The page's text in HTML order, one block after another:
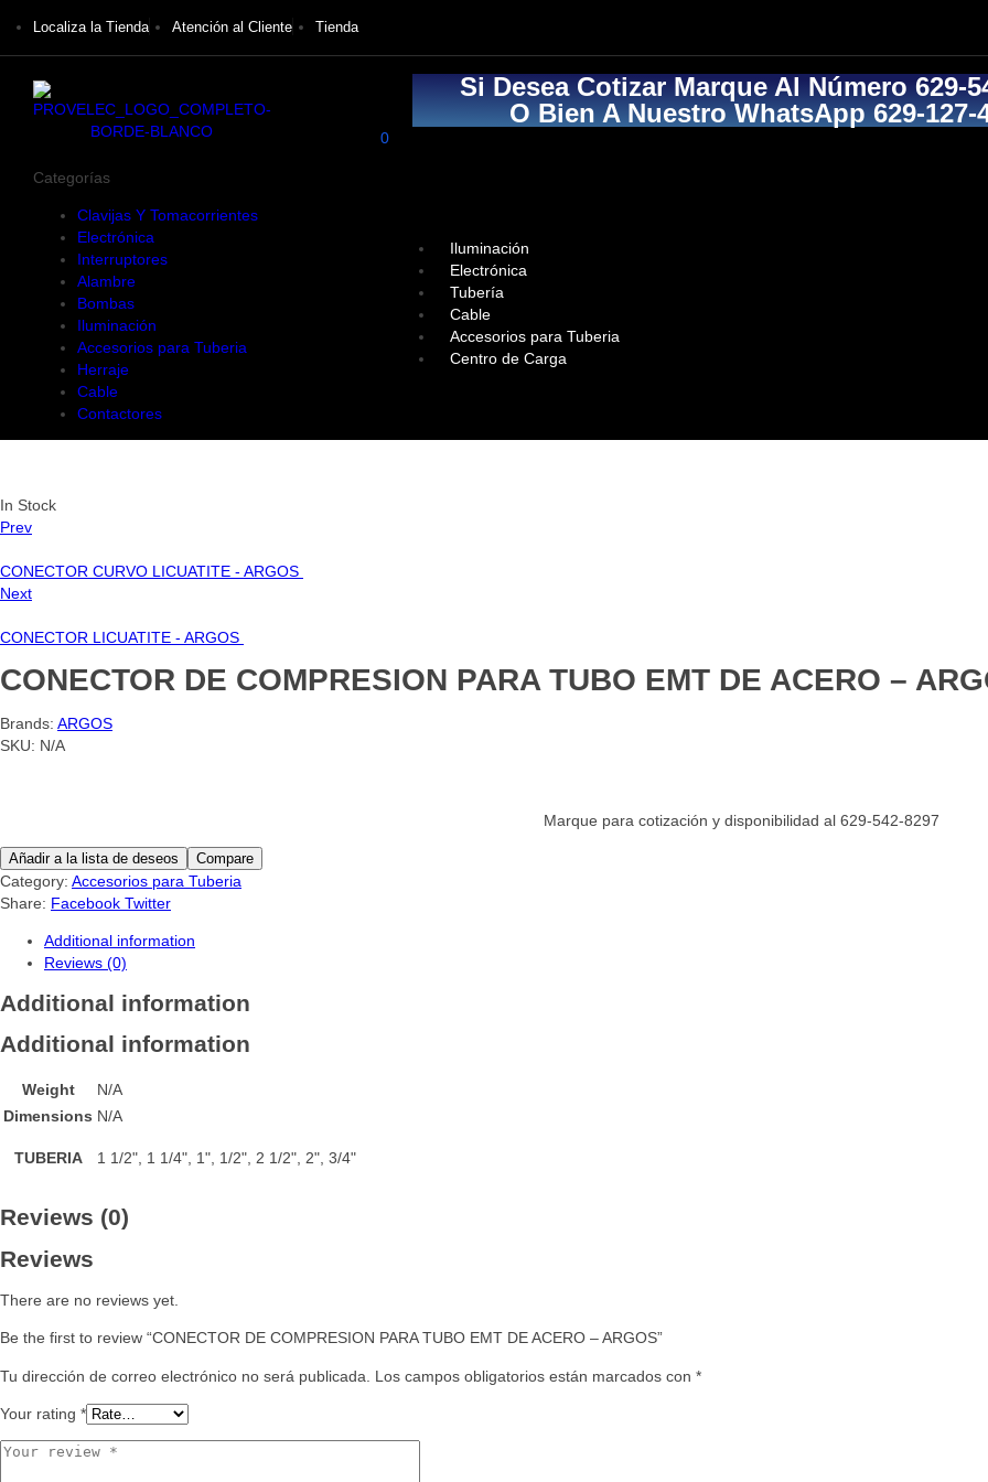
Localiza la Tienda Atención al Cliente Tienda
Si Desea Cotizar Marque Al Número 629-
O Bien A Nuestro WhatsApp 629-127-
0
Categorías
Clavijas Y Tomacorrientes
Electrónica
Interruptores
Alambre
Bombas
Iluminación
Accesorios para Tuberia
Herraje
Cable
Contactores
Iluminación
Electrónica
Tubería
Cable
Accesorios para Tuberia
Centro de Carga
In Stock
Prev
CONECTOR CURVO LICUATITE - ARGOS
Next
CONECTOR LICUATITE - ARGOS
CONECTOR DE COMPRESION PARA TUBO EMT DE ACERO –
Brands: ARGOS
SKU: N/A
Marque para cotización y disponibilidad al 629-542-8297
Añadir a la lista de deseos Compare
Category: Accesorios para Tuberia
Share: Facebook Twitter
Additional information
Reviews (0)
Additional information
Additional information
Weight
N/A
Dimensions N/A
TUBERIA 1 1/2", 1 1/4", 1", 1/2", 2 1/2", 2", 3/4"
Reviews (0)
Reviews
There are no reviews yet.
Be the first to review “CONECTOR DE COMPRESION PARA TUBO EMT DE ACERO – ARGOS”
Tu dirección de correo electrónico no será publicada. Los campos obligatorios están marcados con *
Your rating *